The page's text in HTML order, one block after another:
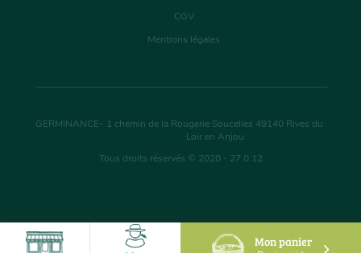
Mon panier
CGV
Mentions légales
GERMINANCE- 1 chemin de la Rougerie Soucelles 49140 Rives du
Loir en Anjou
Tous droits réservés © 2020 - 27.0.12